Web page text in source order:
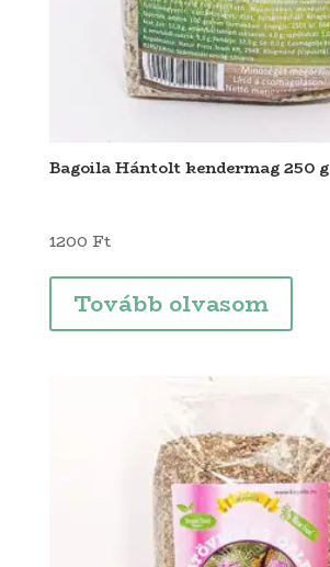
Bagoila Hántolt kendermag 250 g
1200 Ft
Tovább olvasom